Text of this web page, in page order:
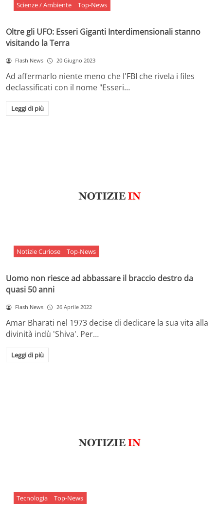
Scienze / Ambiente Top-News
Oltre gli UFO: Esseri Giganti Interdimensionali stanno
visitando la Terra
Flash News 20 Giugno 2023
Ad affermarlo niente meno che l'FBI che rivela i files
declassificati con il nome "Esseri…
Leggi di più
Notizie Curiose Top-News
Uomo non riesce ad abbassare il braccio destro da
quasi 50 anni
Flash News 26 Aprile 2022
Amar Bharati nel 1973 decise di dedicare la sua vita alla
divinità indù 'Shiva'. Per…
Leggi di più
Tecnologia Top-News